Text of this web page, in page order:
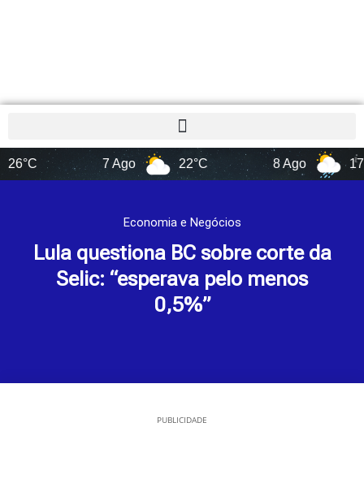
7 Ago 22°C 8 Ago 17°C
Economia e Negócios
Lula questiona BC sobre corte da
Selic: “esperava pelo menos
0,5%”
PUBLICIDADE